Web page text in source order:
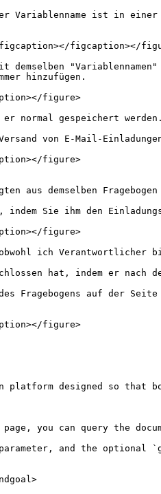
Variablenname ist in
figcaption></
demselben
hinzufügen.
figure>
normal gespeichert
von E-Mail-
figure>
aus demselben Fragebogen
indem Sie ihm den
figure>
ich Verantwortlicher
hat, indem er
auf der Seite
figure>
designed so that
you can query the
and the optional